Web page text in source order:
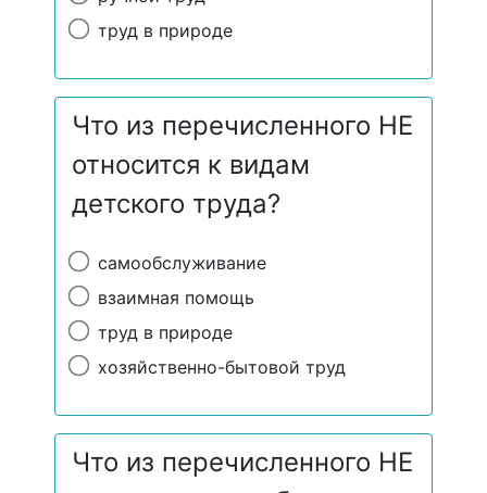
труд в природе
Что из перечисленного НЕ
относится к видам
детского труда?
самообслуживание
взаимная помощь
труд в природе
хозяйственно-бытовой труд
Что из перечисленного НЕ